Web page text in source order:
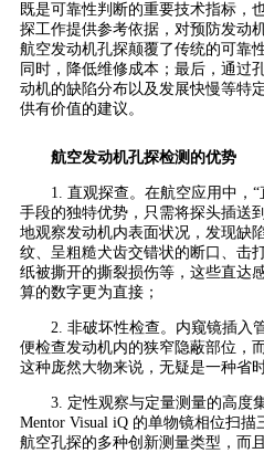
既是可靠性判断的重要技术指标，
探工作提供参考依据，对预防发动
航空发动机孔探颠覆了传统的可靠
同时，降低维修成本；最后，通过
动机的缺陷分布以及发展快慢等特
供有价值的建议。
航空发动机孔探检测的优势
1. 直观探查。在航空应用中，
手段的独特优势，只需将探头插送
地观察发动机内表面状况，发现缺
纹、呈粗糙犬齿交错状的断口、击
纸被撕开的撕裂损伤等，这些直达
算的数字更为直接；
2. 非破坏性检查。内窥镜插入
便检查发动机内的狭窄隐蔽部位，
这种庞然大物来说，无疑是一种省
3. 定性观察与定量测量的高度
Mentor Visual iQ 的单物镜相位扫
航空孔探的多种创新测量类型，而